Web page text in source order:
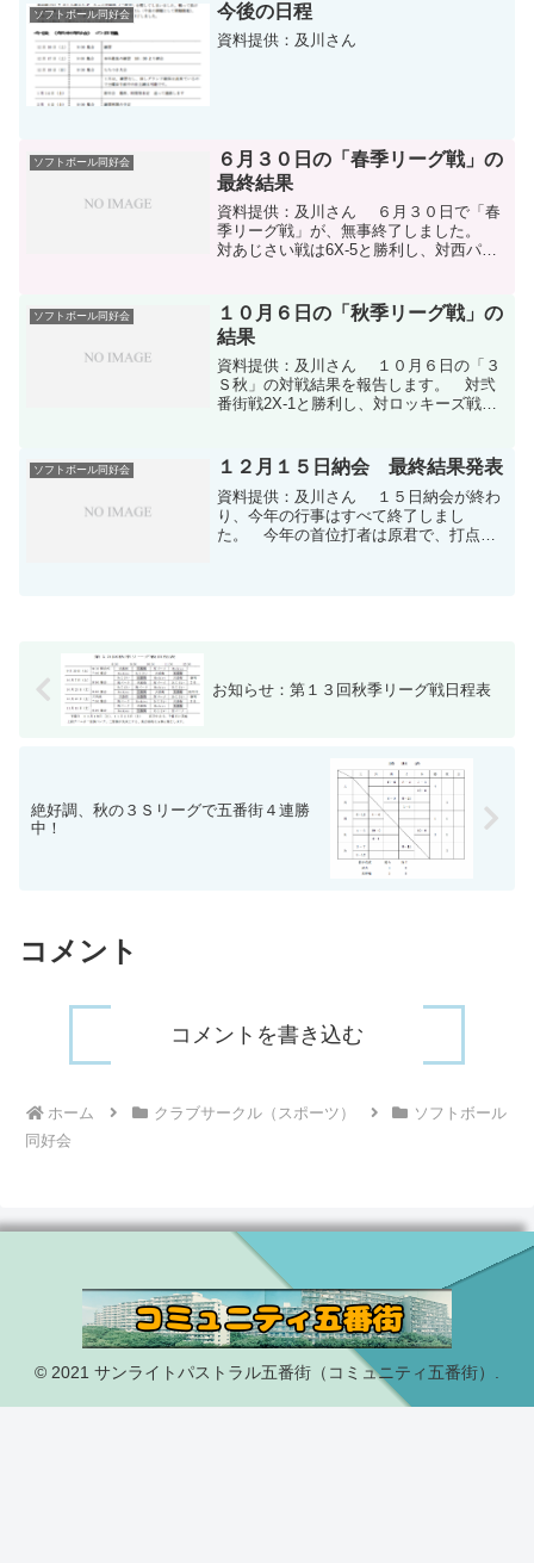
ソフトボール同好会 今後の日程
資料提供：及川さん
ソフトボール同好会
６月３０日の「春季リーグ戦」の
最終結果
資料提供：及川さん ６月３０日で「春
季リーグ戦」が、無事終了しました。
対あじさい戦は6X-5と勝利し、対西パー
程表と勝敗表180701-1ダウンロード公式
試合結果...
ソフトボール同好会
１０月６日の「秋季リーグ戦」の
結果
資料提供：及川さん １０月６日の「３
Ｓ秋」の対戦結果を報告します。 対弐
番街戦2X-1と勝利し、対ロッキーズ戦は
に予定していた試合は、11月3日(土)予...
ソフトボール同好会 １２月１５日納会 最終結果発表
資料提供：及川さん １５日納会が終わ
り、今年の行事はすべて終了しまし
た。 今年の首位打者は原君で、打点と
お知らせ：第１３回秋季リーグ戦日程表
絶好調、秋の３Ｓリーグで五番街４連勝
中！
コメント
コメントを書き込む
ホーム クラブサークル（スポーツ）
ソフトボール
同好会
© 2021 サンライトパストラル五番街（コミュニティ五番街）.